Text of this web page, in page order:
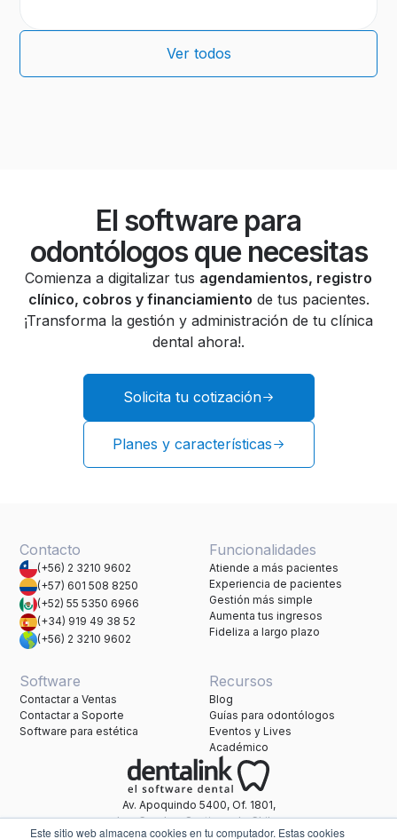
Este sitio web almacena cookies en tu computador. Estas cookies
Ver todos
El software para
odontólogos que necesitas
Comienza a digitalizar tus agendamientos, registro
clínico, cobros y financiamiento de tus pacientes.
¡Transforma la gestión y administración de tu clínica
dental ahora!.
Solicita tu cotización
Planes y características
Av. Apoquindo 5400, Of. 1801,
Las Condes, Santiago de Chile.
Contacto
(+56) 2 3210 9602
(+57) 601 508 8250
(+52) 55 5350 6966
(+34) 919 49 38 52
(+56) 2 3210 9602
Funcionalidades
Atiende a más pacientes
Experiencia de pacientes
Gestión más simple
Aumenta tus ingresos
Fideliza a largo plazo
Software
Contactar a Ventas
Contactar a Soporte
Software para estética
Recursos
Blog
Guías para odontólogos
Eventos y Lives
Académico